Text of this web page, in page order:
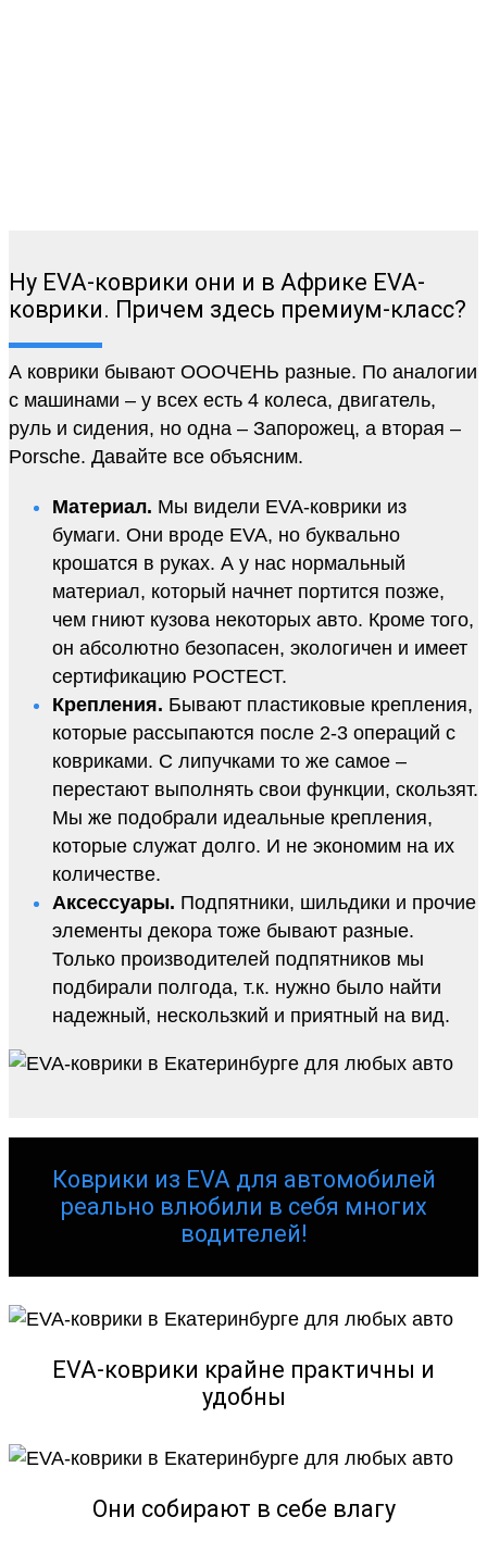
Ну EVA-коврики они и в Африке EVA-
коврики. Причем здесь премиум-класс?
А коврики бывают ОООЧЕНЬ разные. По аналогии
с машинами – у всех есть 4 колеса, двигатель,
руль и сидения, но одна – Запорожец, а вторая –
Porsche. Давайте все объясним.
Материал. Мы видели EVA-коврики из
бумаги. Они вроде EVA, но буквально
крошатся в руках. А у нас нормальный
материал, который начнет портится позже,
чем гниют кузова некоторых авто. Кроме того,
он абсолютно безопасен, экологичен и имеет
сертификацию РОСТЕСТ.
Крепления. Бывают пластиковые крепления,
которые рассыпаются после 2-3 операций с
ковриками. С липучками то же самое –
перестают выполнять свои функции, скользят.
Мы же подобрали идеальные крепления,
которые служат долго. И не экономим на их
количестве.
Аксессуары. Подпятники, шильдики и прочие
элементы декора тоже бывают разные.
Только производителей подпятников мы
подбирали полгода, т.к. нужно было найти
надежный, нескользкий и приятный на вид.
Коврики из EVA для автомобилей
реально влюбили в себя многих
водителей!
EVA-коврики крайне практичны и
удобны
Они собирают в себе влагу